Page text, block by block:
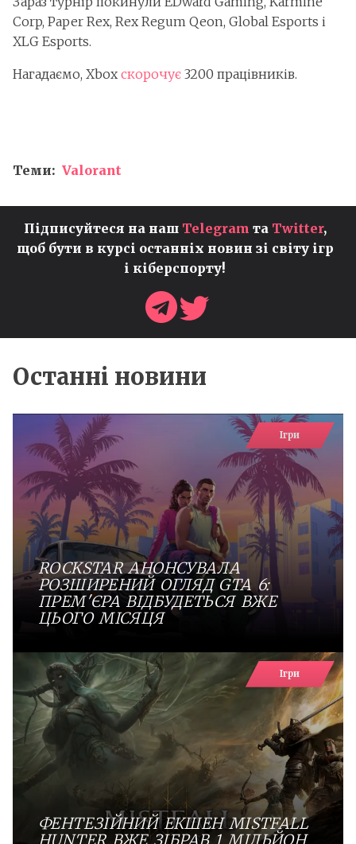
Corp, Paper Rex, Rex Regum Qeon, Global Esports і
XLG Esports.
Нагадаємо, Xbox скорочує 3200 працівників.
Теми: Valorant
Підписуйтеся на наш Telegram та Twitter,
щоб бути в курсі останніх новин зі світу ігр
і кіберспорту!
Останні новини
Ігри
ROCKSTAR АНОНСУВАЛА
РОЗШИРЕНИЙ ОГЛЯД GTA 6:
ПРЕМ'ЄРА ВІДБУДЕТЬСЯ ВЖЕ
ЦЬОГО МІСЯЦЯ
Ігри
ФЕНТЕЗІЙНИЙ ЕКШЕН MISTFALL
HUNTER ВЖЕ ЗІБРАВ 1 МІЛЬЙОН